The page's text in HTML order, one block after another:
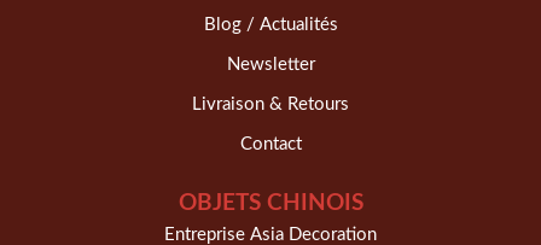
Blog / Actualités
Newsletter
Livraison & Retours
Contact
OBJETS CHINOIS
Entreprise Asia Decoration